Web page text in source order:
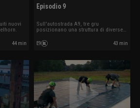
nuovi
44 min
Episodio 9
Sull'autostrada A9, tre gru
posizionano una struttura di diverse
E9 43 min